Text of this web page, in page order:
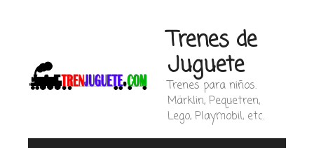
Trenes de
Juguete
Trenes para niños.
Märklin, Pequetren,
Lego, Playmobil, etc.